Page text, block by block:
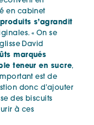
en cabinet
s’agrandit
« On se
David
marqués
teneur en sucre,
est de
donc d’ajouter
des biscuits
à ces